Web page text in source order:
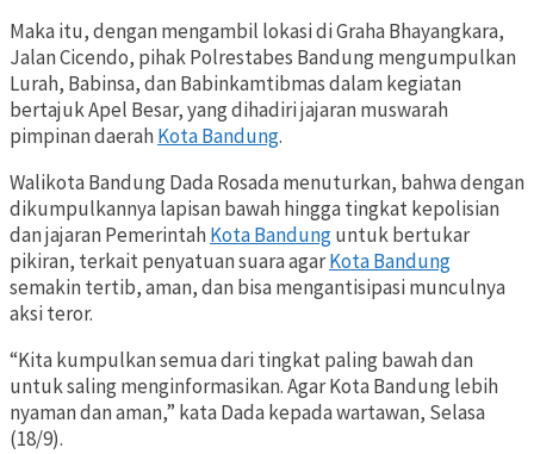
Maka itu, dengan mengambil lokasi di Graha Bhayangkara,
Jalan Cicendo, pihak Polrestabes Bandung mengumpulkan
Lurah, Babinsa, dan Babinkamtibmas dalam kegiatan
bertajuk Apel Besar, yang dihadiri jajaran muswarah
pimpinan daerahKota Bandung.
Walikota Bandung Dada Rosada menuturkan, bahwa dengan
dikumpulkannya lapisan bawah hingga tingkat kepolisian
dan jajaran PemerintahKota Bandunguntuk bertukar
pikiran, terkait penyatuan suara agarKota Bandung
semakin tertib, aman, dan bisa mengantisipasi munculnya
aksi teror.
“Kita kumpulkan semua dari tingkat paling bawah dan
untuk saling menginformasikan. Agar Kota Bandung lebih
nyaman dan aman,” kata Dada kepada wartawan, Selasa
(18/9).